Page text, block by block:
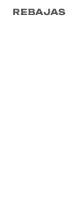
REBAJAS